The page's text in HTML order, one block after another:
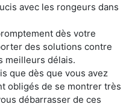
avec les rongeurs dans
dès votre
des solutions contre
meilleurs délais.
que dès que vous avez
obligés de se montrer très
débarrasser de ces